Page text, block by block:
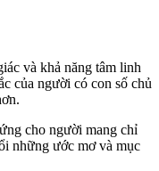
và khả năng tâm linh
của người có con số chủ
cho người mang chỉ
những ước mơ và mục